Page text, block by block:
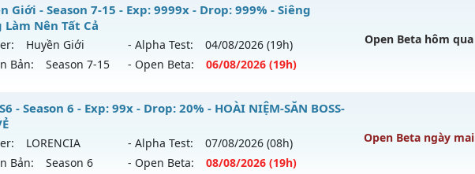
loại: Mu Nguyên bản Webzen
ugk
- Đông Người Chơi - Lối Chơi Cuốn
mới ra tháng 07 2026 - Mở máy chủLORENCIA vào 13h ngày 31/07/2626
500x - Drop: 20%
loại: Mu Nguyên bản Webzen
Anti Vip
Giới - Season 7-15 - Exp: 9999x - Drop: 999% - Siêng
Làm Nên Tất Cả
Huyền Giới - Alpha Test: 04/08/2026 (19h)
Bản:
Season 7-15 - Open Beta: 06/08/2026 (19h)
Open Beta hôm qua
Giới - Siêng Năng Làm Nên Tất Cả
mới ra tháng 08 2026 - Mở máy chủHuyền Giới vào 19h ngày 06/08/2626
9999x - Drop: 999%
- Season 6 - Exp: 99x - Drop: 20% - HOÀI NIỆM-SĂN BOSS-
LORENCIA - Alpha Test: 07/08/2026 (08h)
Bản:
Season 6 - Open Beta: 08/08/2026 (19h)
Open Beta ngày mai